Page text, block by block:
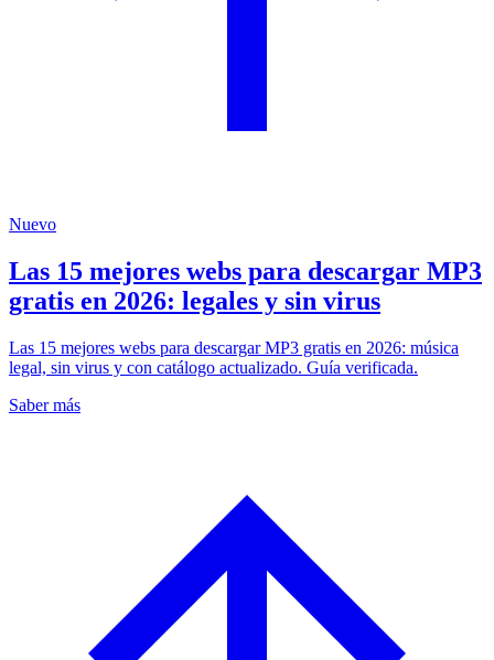
Nuevo
Las 15 mejores webs para descargar MP3
gratis en 2026: legales y sin virus
Las 15 mejores webs para descargar MP3 gratis en 2026: música
legal, sin virus y con catálogo actualizado. Guía verificada.
Saber más